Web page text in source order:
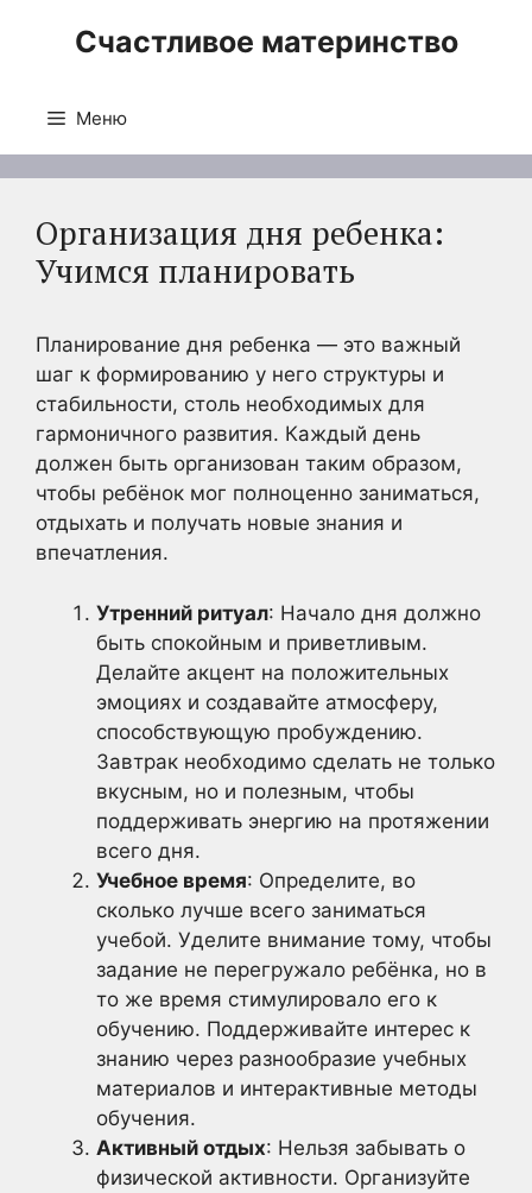
Счастливое материнство
Меню
Организация дня ребенка:
Учимся планировать
Планирование дня ребенка — это важный
шаг к формированию у него структуры и
стабильности, столь необходимых для
гармоничного развития. Каждый день
должен быть организован таким образом,
чтобы ребёнок мог полноценно заниматься,
отдыхать и получать новые знания и
впечатления.
Утренний ритуал: Начало дня должно
быть спокойным и приветливым.
Делайте акцент на положительных
эмоциях и создавайте атмосферу,
способствующую пробуждению.
Завтрак необходимо сделать не только
вкусным, но и полезным, чтобы
поддерживать энергию на протяжении
всего дня.
Учебное время: Определите, во
сколько лучше всего заниматься
учебой. Уделите внимание тому, чтобы
задание не перегружало ребёнка, но в
то же время стимулировало его к
обучению. Поддерживайте интерес к
знанию через разнообразие учебных
материалов и интерактивные методы
обучения.
Активный отдых: Нельзя забывать о
физической активности. Организуйте